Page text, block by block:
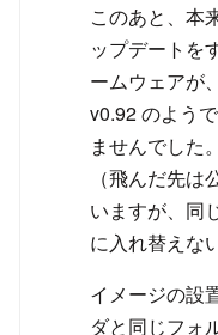
このあと、本
ップデートを
ームウェアが
v0.92 のよう
ませんでした。
（飛んだ先
いますが、同
に入れ替えな
イメージの設
ダと同じフォ